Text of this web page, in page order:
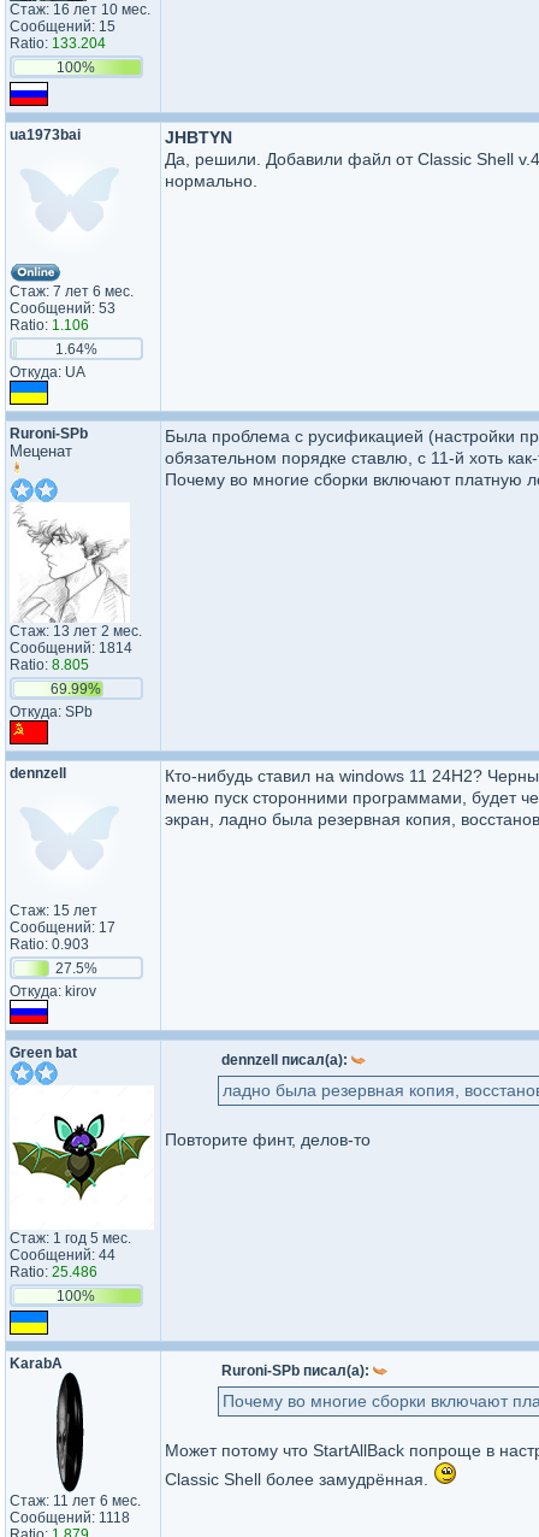
Стаж: 16 лет 10 мес.
Сообщений: 15
Ratio: 133.204
100%
ua1973bai
Стаж: 7 лет 6 мес.
Сообщений: 53
Ratio: 1.106
1.64%
Откуда: UA
JHBTYN
Да, решили. Добавили файл от Classic Shell
нормально.
Ruroni-SPb
Меценат
Стаж: 13 лет 2 мес.
Сообщений: 1814
Ratio: 8.805
69.99%
Откуда: SPb
Была проблема с русификацией (настройки
обязательном порядке ставлю, с 11-й хоть
Почему во многие сборки включают платную
dennzell
Стаж: 15 лет
Сообщений: 17
Ratio: 0.903
27.5%
Откуда: kirov
Кто-нибудь ставил на windows 11 24H2?
меню пуск сторонними программами, будет
экран, ладно была резервная копия,
Green bat
Стаж: 1 год 5 мес.
Сообщений: 44
Ratio: 25.486
100%
dennzell писал(а):
ладно была резервная копия,
Повторите финт, делов-то
KarabA
Стаж: 11 лет 6 мес.
Сообщений: 1118
Ruroni-SPb писал(а):
Почему во многие сборки включают
Может потому что StartAllBack попроще в
Classic Shell более замудрённая.